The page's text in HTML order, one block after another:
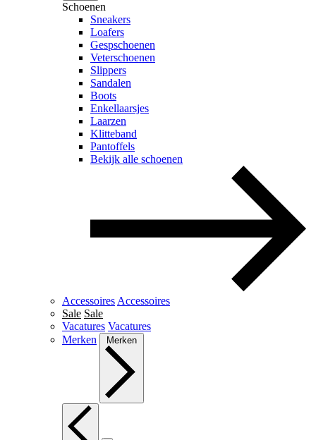
Schoenen
Sneakers
Loafers
Gespschoenen
Veterschoenen
Slippers
Sandalen
Boots
Enkellaarsjes
Laarzen
Klitteband
Pantoffels
Bekijk alle schoenen
Accessoires Accessoires
Sale Sale
Vacatures Vacatures
Merken
Merken